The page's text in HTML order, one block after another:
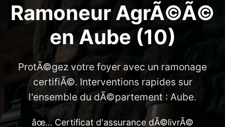
Ramoneur AgrÃ©Ã©
enAube (10)
ProtÃ©gez votre foyer avec un ramonage
certifiÃ©. Interventions rapides sur
l'ensemble du dÃ©partement : Aube.
âœ… Certificat d'assurance dÃ©livrÃ©